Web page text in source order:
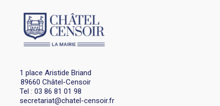
1 place Aristide Briand
89660 Châtel-Censoir
Tel : 03 86 81 01 98
secretariat@chatel-censoir.fr